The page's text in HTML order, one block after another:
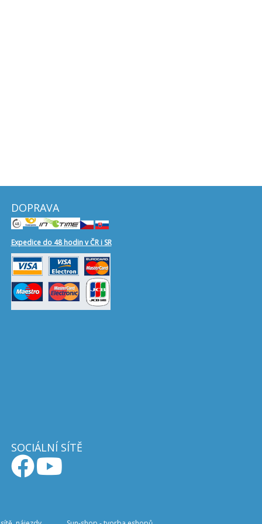
DOPRAVA
Expedice do 48 hodin v ČR i SR
SOCIÁLNÍ SÍTĚ